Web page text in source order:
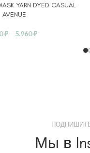
YARN DYED CASUAL
AVENUE
₽ – 5.960₽
Мы в